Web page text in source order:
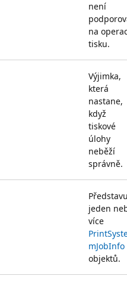
není
na
tisku.
Výjimka,
která
nastane,
když
tiskové
úlohy
neběží
správně.
jeden
více
mJobInfo
objektů.